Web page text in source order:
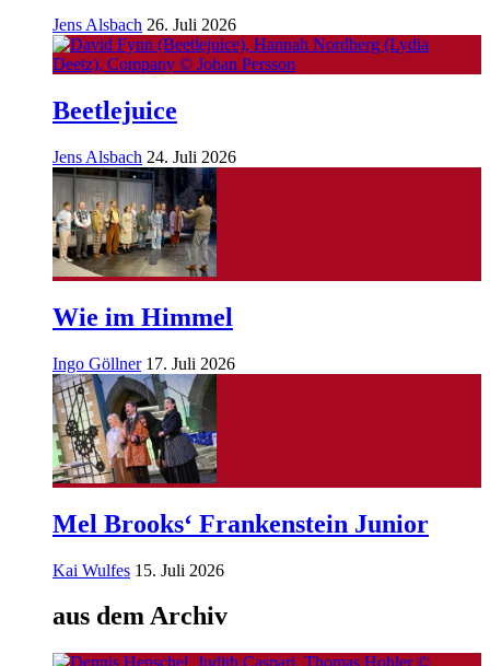
Jens Alsbach 26. Juli 2026
Beetlejuice
Jens Alsbach 24. Juli 2026
Wie im Himmel
Ingo Göllner 17. Juli 2026
Mel Brooks‘ Frankenstein Junior
Kai Wulfes 15. Juli 2026
aus dem Archiv